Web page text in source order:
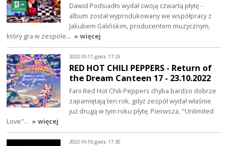
Dawid Podsiadło wydał swoją czwartą płytę -
album został wyprodukowany we współpracy z
Jakubem Galińskim, producentem muzycznym,
który gra w zespole… » więcej
2022-10-17, godz. 17:23
RED HOT CHILI PEPPERS - Return of
the Dream Canteen 17 - 23.10.2022
Fani Red Hot Chili Peppers chyba bardzo dobrze
zapamiętają ten rok, gdyż zespół wydał właśnie
już drugą w tym roku płytę. Pierwsza, "Unlimited
Love"… » więcej
2022-10-10, godz. 17:30